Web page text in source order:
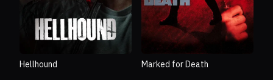
Hellhound Marked for Death